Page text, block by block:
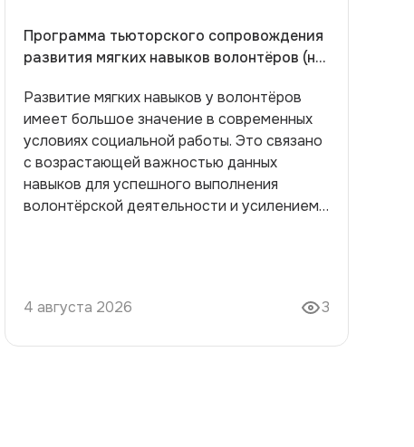
Программа тьюторского сопровождения
развития мягких навыков волонтёров (на
добровольчества "Доброе дело")
Развитие мягких навыков у волонтёров
имеет большое значение в современных
условиях социальной работы. Это связано
с возрастающей важностью данных
навыков для успешного выполнения
волонтёрской деятельности и усилением
В ходе исследования будут раскрыты
4 августа 2026 3